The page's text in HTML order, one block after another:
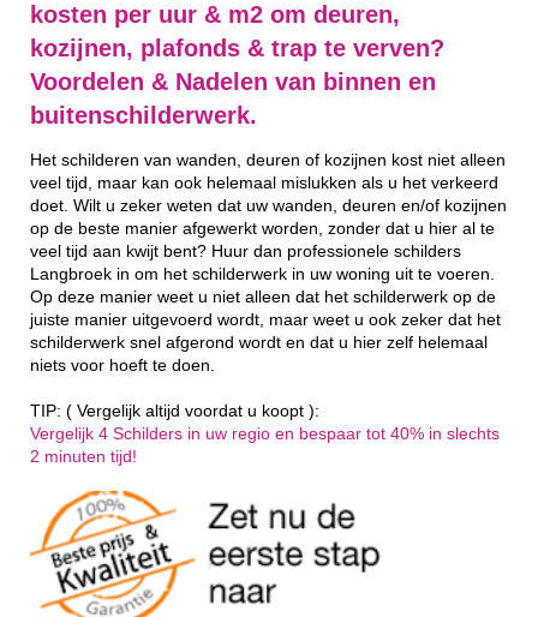
kosten per uur & m2 om deuren,
kozijnen, plafonds & trap te verven?
Voordelen & Nadelen van binnen en
buitenschilderwerk.
Het schilderen van wanden, deuren of kozijnen kost niet alleen
veel tijd, maar kan ook helemaal mislukken als u het verkeerd
doet. Wilt u zeker weten dat uw wanden, deuren en/of kozijnen
op de beste manier afgewerkt worden, zonder dat u hier al te
veel tijd aan kwijt bent? Huur dan professionele schilders
Langbroek in om het schilderwerk in uw woning uit te voeren.
Op deze manier weet u niet alleen dat het schilderwerk op de
juiste manier uitgevoerd wordt, maar weet u ook zeker dat het
schilderwerk snel afgerond wordt en dat u hier zelf helemaal
niets voor hoeft te doen.
TIP: ( Vergelijk altijd voordat u koopt ):
Vergelijk 4 Schilders in uw regio en bespaar tot 40% in slechts
2 minuten tijd!